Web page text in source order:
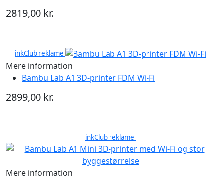
2819,00 kr.
inkClub reklame
Mere information
Bambu Lab A1 3D-printer FDM Wi-Fi
2899,00 kr.
inkClub reklame
Mere information